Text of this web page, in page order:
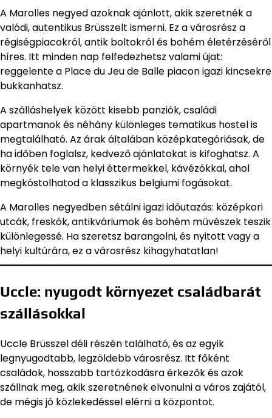
A Marolles negyed azoknak ajánlott, akik szeretnék a
valódi, autentikus Brüsszelt ismerni. Ez a városrész a
régiségpiacokról, antik boltokról és bohém életérzéséről
híres. Itt minden nap felfedezhetsz valami újat:
reggelente a Place du Jeu de Balle piacon igazi kincsekre
bukkanhatsz.
A szálláshelyek között kisebb panziók, családi
apartmanok és néhány különleges tematikus hostel is
megtalálható. Az árak általában középkategóriásak, de
ha időben foglalsz, kedvező ajánlatokat is kifoghatsz. A
környék tele van helyi éttermekkel, kávézókkal, ahol
megkóstolhatod a klasszikus belgiumi fogásokat.
A Marolles negyedben sétálni igazi időutazás: középkori
utcák, freskók, antikváriumok és bohém művészek teszik
különlegessé. Ha szeretsz barangolni, és nyitott vagy a
helyi kultúrára, ez a városrész kihagyhatatlan!
Uccle: nyugodt környezet családbarát
szállásokkal
Uccle Brüsszel déli részén található, és az egyik
legnyugodtabb, legzöldebb városrész. Itt főként
családok, hosszabb tartózkodásra érkezők és azok
szállnak meg, akik szeretnének elvonulni a város zajától,
de mégis jó közlekedéssel elérni a központot.